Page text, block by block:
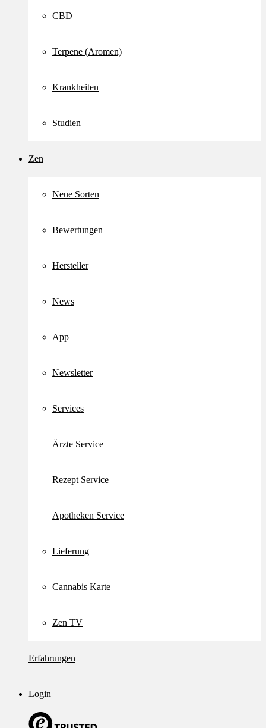
CBD
Terpene (Aromen)
Krankheiten
Studien
Zen
Neue Sorten
Bewertungen
Hersteller
News
App
Newsletter
Services
Ärzte Service
Rezept Service
Apotheken Service
Lieferung
Cannabis Karte
Zen TV
Erfahrungen
Login